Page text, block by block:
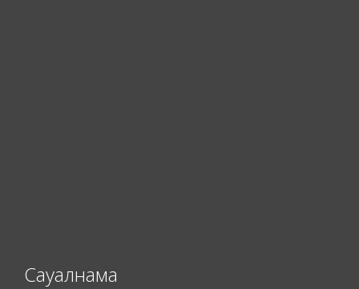
Сауалнама